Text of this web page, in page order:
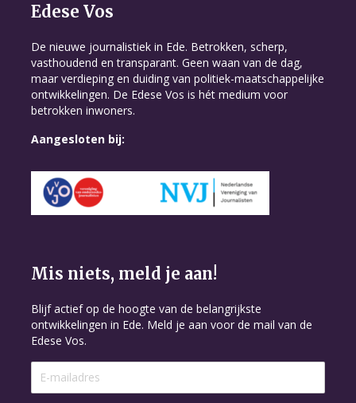
Edese Vos
De nieuwe journalistiek in Ede. Betrokken, scherp,
vasthoudend en transparant. Geen waan van de dag,
maar verdieping en duiding van politiek-maatschappelijke
ontwikkelingen. De Edese Vos is hét medium voor
betrokken inwoners.
Aangesloten bij:
Mis niets, meld je aan!
Blijf actief op de hoogte van de belangrijkste
ontwikkelingen in Ede. Meld je aan voor de mail van de
Edese Vos.